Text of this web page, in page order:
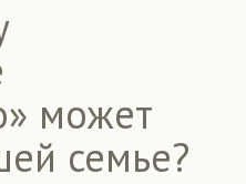
может
семье?